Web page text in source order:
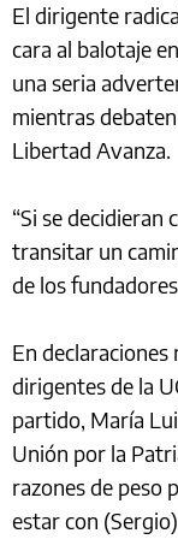
El dirigente
cara al balotaje
una seria
mientras
Libertad Avanza.
“Si se decidieran
transitar un
de los
En declaraciones
dirigentes de la
partido, María
Unión por la
razones de peso
estar con